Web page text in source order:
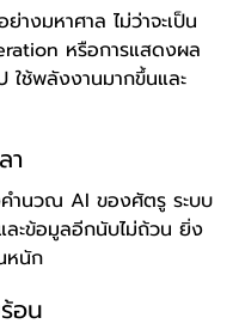
างมหาศาล ไม่ว่าจะเป็น
หรือการแสดงผล
ใช้พลังงานมากขึ้นและ
า
ำนวณ AI ของศัตรู ระบบ
ะข้อมูลอีกนับไม่ถ้วน ยิ่ง
หนัก
อน